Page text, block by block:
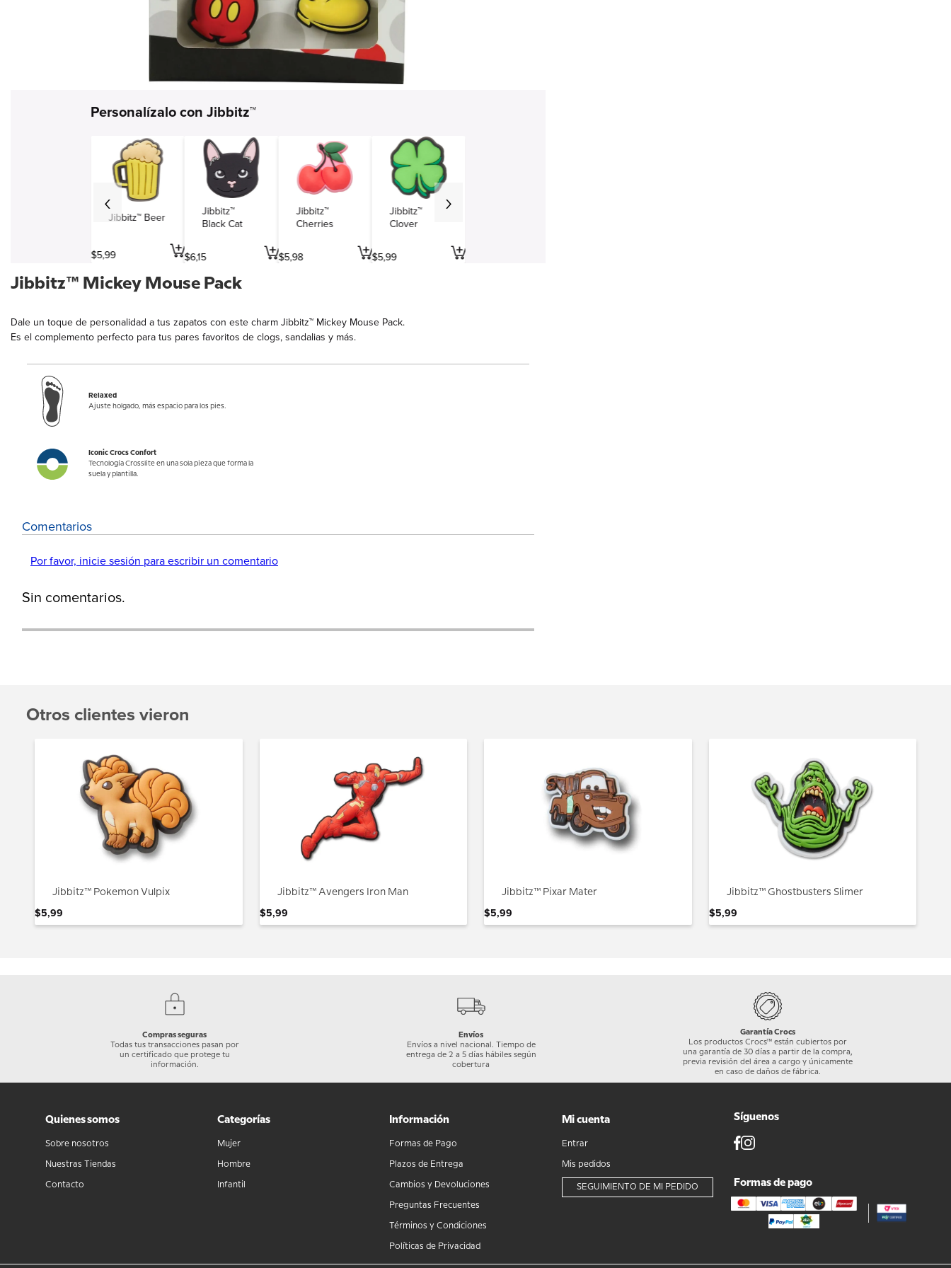
Personalízalo con Jibbitz™
Jibbitz™ Beer
$5,99
Jibbitz™
Black Cat
$6,15
Jibbitz™
Cherries
$5,98
Jibbitz™
Clover
$5,99
Jibbitz™ Mickey Mouse Pack
Dale un toque de personalidad a tus zapatos con este charm Jibbitz™ Mickey Mouse Pack.
Es el complemento perfecto para tus pares favoritos de clogs, sandalias y más.
Relaxed
Ajuste holgado, más espacio para los pies.
Iconic Crocs Confort
Tecnología Crosslite en una sola pieza que forma la
suela y plantilla.
Comentarios
Por favor, inicie sesión para escribir un comentario
Sin comentarios.
Otros clientes vieron
Jibbitz™ Pokemon Vulpix
$5,99
Jibbitz™ Avengers Iron Man
$5,99
Jibbitz™ Pixar Mater
$5,99
Jibbitz™ Ghostbusters Slimer
$5,99
Compras seguras
Todas tus transacciones pasan por
un certificado que protege tu
información.
Envíos
Envíos a nivel nacional. Tiempo de
entrega de 2 a 5 días hábiles según
cobertura
Garantía Crocs
Los productos Crocs™ están cubiertos por
una garantía de 30 días a partir de la compra,
previa revisión del área a cargo y únicamente
en caso de daños de fábrica.
Quienes somos
Sobre nosotros
Nuestras Tiendas
Contacto
Categorías
Mujer
Hombre
Infantil
Información
Formas de Pago
Plazos de Entrega
Cambios y Devoluciones
Preguntas Frecuentes
Términos y Condiciones
Políticas de Privacidad
Mi cuenta
Entrar
Mis pedidos
SEGUIMIENTO DE MI PEDIDO
Síguenos
Formas de pago